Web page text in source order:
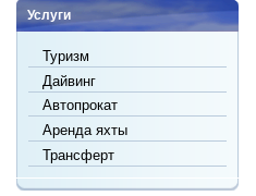
Услуги
Туризм
Дайвинг
Автопрокат
Аренда яхты
Трансферт